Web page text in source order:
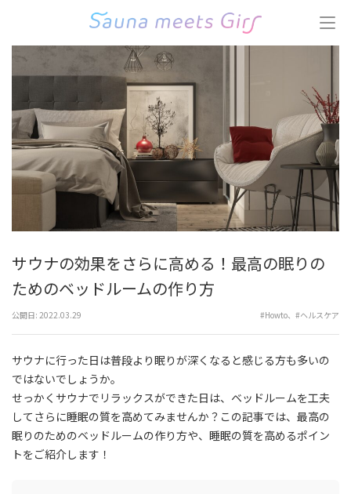
す)サウナの効果をさらに高める！最高の眠りの
ためのベッドルームの作り方
公開日: 2022.03.29 #Howto、 #ヘルスケア
サウナに行った日は普段より眠りが深くなると感じる方も多いの
ではないでしょうか。
せっかくサウナでリラックスができた日は、ベッドルームを工夫
してさらに睡眠の質を高めてみませんか？この記事では、最高の
眠りのためのベッドルームの作り方や、睡眠の質を高めるポイン
トをご紹介します！